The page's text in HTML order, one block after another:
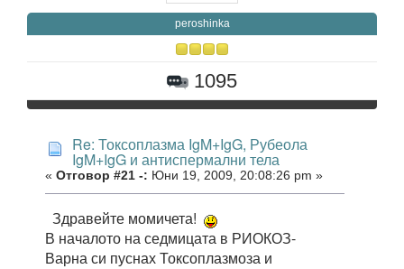
peroshinka
1095
Re: Токсоплазма IgM+IgG, Рубеола
IgM+IgG и антиспермални тела
« Отговор #21 -: Юни 19, 2009, 20:08:26 pm »
Здравейте момичета!
В началото на седмицата в РИОКОЗ-
Варна си пуснах Токсоплазмоза и